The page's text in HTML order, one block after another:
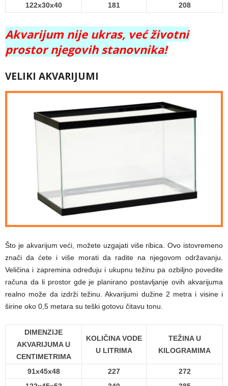
122x30x40
181 208
Akvarijum nije ukras, već životni
prostor njegovih stanovnika!
VELIKI AKVARIJUMI
Što je akvarijum veći, možete uzgajati više ribica. Ovo istovremeno
znači da ćete i više morati da radite na njegovom održavanju.
Veličina i zapremina određuju i ukupnu težinu pa ozbiljno povedite
računa da li prostor gde je planirano postavljanje ovih akvarijuma
realno može da izdrži težinu. Akvarijumi dužine 2 metra i visine i
širine oko 0,5 metara su teški gotovu čitavu tonu.
DIMENZIJE
AKVARIJUMA U
CENTIMETRIMA
KOLIČINA VODE
U LITRIMA
TEŽINA U
KILOGRAMIMA
91x45x48 227
272